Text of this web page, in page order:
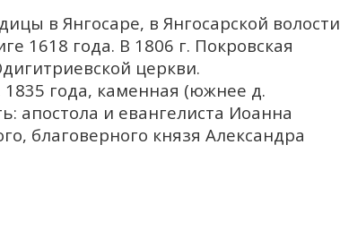
в Янгосаре, в Янгосарской волости
1618 года. В 1806 г. Покровская
церкви.
1835 года, каменная (южнее д.
апостола и евангелиста Иоанна
благоверного князя Александра